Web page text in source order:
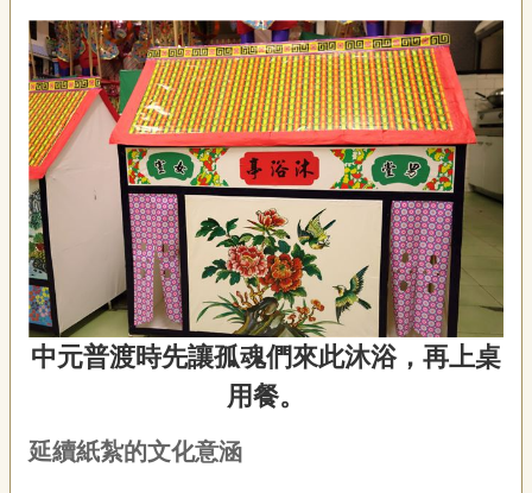
中元普渡時先讓孤魂們來此沐浴，再上桌
用餐。
延續紙紮的文化意涵